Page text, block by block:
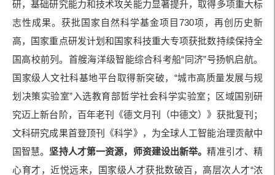
研，基础研究能力和技术攻关能力显著提升，取得多项重大标
志性成果。获批国家自然科学基金项目730项，再创历史新
高，国家重点研发计划和国家科技重大专项获批数持续保持全
国高校前列。首艘海洋级智能综合科考船“同济”号扬帆启航。
国家级人文社科基地平台取得新突破，“城市高质量发展与规
划决策实验室”入选教育部哲学社会科学实验室；区域国别研
究迈上新台阶，百年老刊《德文月刊（中德文）》获批复刊；
文科研究成果首登顶刊《科学》，为全球人工智能治理贡献中
国智慧。 坚持人才第一资源，师资建设出新举。精准引才、精
心育才，近悦远来，国家级人才获批数破百，高层次人才“浓